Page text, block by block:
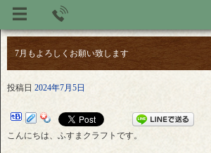
7月もよろしくお願い致します
投稿日 2024年7月5日
こんにちは、ふすまクラフトです。